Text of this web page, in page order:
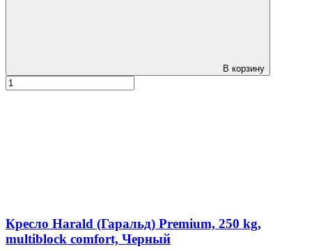
В корзину
Кресло Harald (Гаральд) Premium, 250 kg,
multiblock comfort, Черный